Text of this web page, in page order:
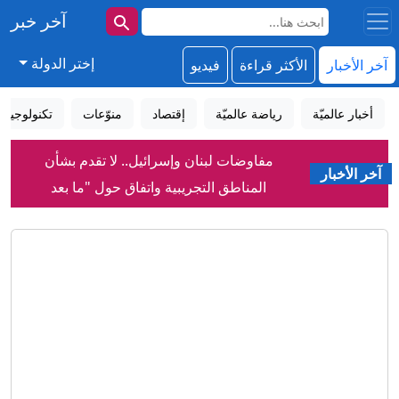
آخر خبر
آخر الأخبار الأكثر قراءة فيديو إختر الدولة
أخبار عالميّة رياضة عالميّة إقتصاد منوّعات تكنولوجيا
آخر الأخبار
مفاوضات لبنان وإسرائيل.. لا تقدم بشأن
المناطق التجريبية واتفاق حول "ما بعد
اليونيفيل"
الحوثيون يعلنون تنفيذ عملية عسكرية
واسعة ضد "قوات سعودية" في اليمن
مصادر للعربية: هجمات للحوثي تودي بحياة